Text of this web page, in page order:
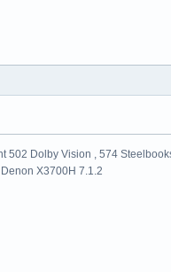
Dolby Vision , 574
X3700H 7.1.2